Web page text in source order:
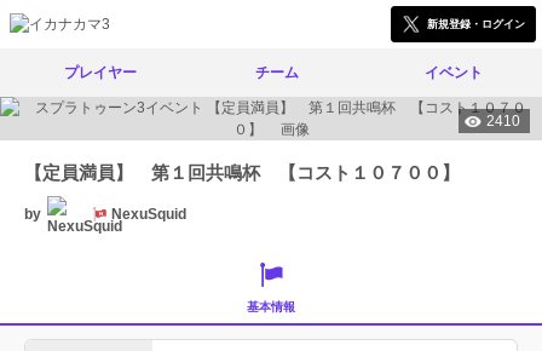
新規登録・ログイン
プレイヤー チーム イベント
2410
【定員満員】 第１回共鳴杯 【コスト１０７００】
by NexuSquid
基本情報